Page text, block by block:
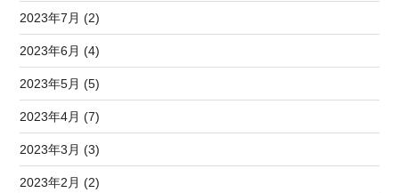
2023年7月 (2)
2023年6月 (4)
2023年5月 (5)
2023年4月 (7)
2023年3月 (3)
2023年2月 (2)